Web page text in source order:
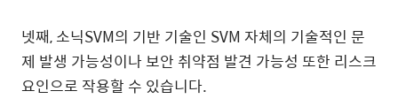
넷째, 소닉SVM의 기반 기술인 SVM 자체의 기술적인 문
제 발생 가능성이나 보안 취약점 발견 가능성 또한 리스크
요인으로 작용할 수 있습니다.